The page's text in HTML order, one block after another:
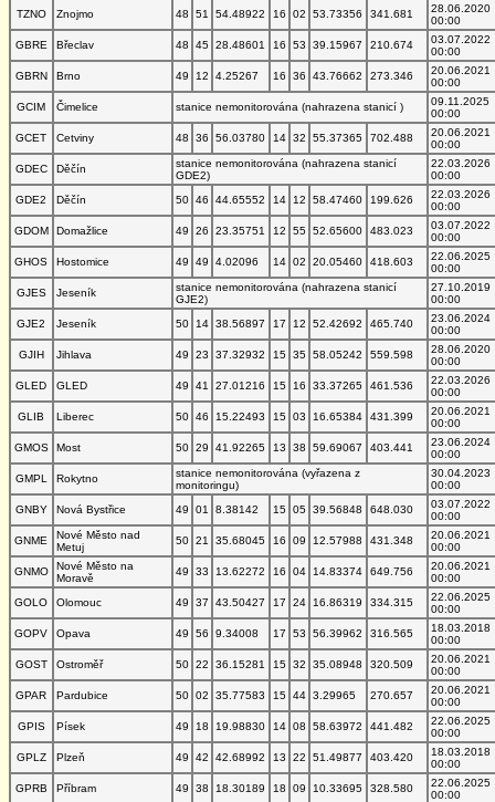
TZNO
Znojmo 48 51 54.48922 16 02 53.73356 341.681
28.06.2020
00:00
GBRE
Břeclav 48 45 28.48601 16 53 39.15967 210.674
03.07.2022
00:00
GBRN
Brno 49 12 4.25267 16 36 43.76662 273.346
20.06.2021
00:00
GCIM
Čimelice stanice nemonitorována (nahrazena stanicí )
09.11.2025
00:00
GCET
Cetviny 48 36 56.03780 14 32 55.37365 702.488
20.06.2021
00:00
GDEC
Děčín
stanice nemonitorována (nahrazena stanicí
GDE2)
22.03.2026
00:00
GDE2
Děčín 50 46 44.65552 14 12 58.47460 199.626
22.03.2026
00:00
GDOM
Domažlice 49 26 23.35751 12 55 52.65600 483.023
03.07.2022
00:00
GHOS
Hostomice 49 49 4.02096 14 02 20.05460 418.603
22.06.2025
00:00
GJES
Jeseník
stanice nemonitorována (nahrazena stanicí
GJE2)
27.10.2019
00:00
GJE2
Jeseník 50 14 38.56897 17 12 52.42692 465.740
23.06.2024
00:00
GJIH
Jihlava 49 23 37.32932 15 35 58.05242 559.598
28.06.2020
00:00
GLED
GLED 49 41 27.01216 15 16 33.37265 461.536
22.03.2026
00:00
GLIB
Liberec 50 46 15.22493 15 03 16.65384 431.399
20.06.2021
00:00
GMOS
Most 50 29 41.92265 13 38 59.69067 403.441
23.06.2024
00:00
GMPL
Rokytno
stanice nemonitorována (vyřazena z
monitoringu)
30.04.2023
00:00
GNBY
Nová Bystřice 49 01 8.38142 15 05 39.56848 648.030
03.07.2022
00:00
GNME
Nové Město nad
Metuj
50 21 35.68045 16 09 12.57988 431.348
20.06.2021
00:00
GNMO
Nové Město na
Moravě
49 33 13.62272 16 04 14.83374 649.756
20.06.2021
00:00
GOLO
Olomouc 49 37 43.50427 17 24 16.86319 334.315
22.06.2025
00:00
GOPV
Opava 49 56 9.34008 17 53 56.39962 316.565
18.03.2018
00:00
GOST
Ostroměř 50 22 36.15281 15 32 35.08948 320.509
20.06.2021
00:00
GPAR
Pardubice 50 02 35.77583 15 44 3.29965 270.657
20.06.2021
00:00
GPIS
Písek 49 18 19.98830 14 08 58.63972 441.482
22.06.2025
00:00
GPLZ
Plzeň 49 42 42.68992 13 22 51.49877 403.420
18.03.2018
00:00
GPRB
Příbram 49 38 18.30189 18 09 10.33695 328.580
22.06.2025
00:00